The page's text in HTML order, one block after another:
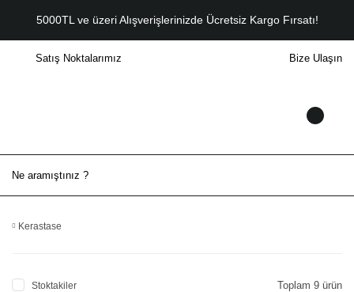
5000TL ve üzeri Alışverişlerinizde Ücretsiz Kargo Fırsatı!
Satış Noktalarımız Bize Ulaşın
Kerastase
Stoktakiler Toplam 9 ürün